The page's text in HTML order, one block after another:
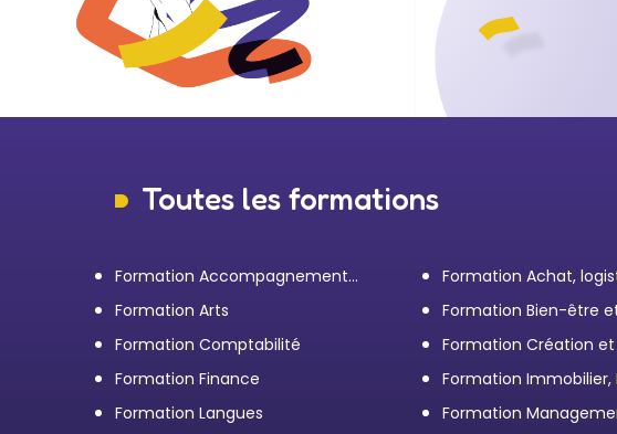
Toutes les formations
Formation Accompagnement
personnel et Bilan de
compétences
Formation Achat,
transport
Formation Arts
Formation Bien-être
Formation Comptabilité
Formation Création
d'entreprise
Formation Finance Formation Immobilier,
Formation Langues
Formation